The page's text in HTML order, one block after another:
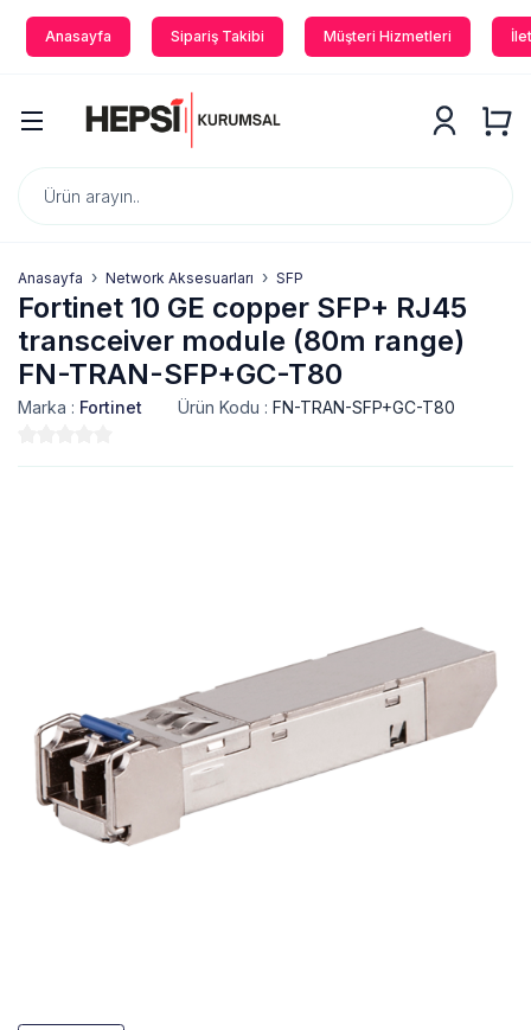
Anasayfa Sipariş Takibi Müşteri Hizmetleri
Anasayfa Network Aksesuarları SFP
Fortinet 10 GE copper SFP+ RJ45
transceiver module (80m range)
FN-TRAN-SFP+GC-T80
Marka : Fortinet Ürün Kodu : FN-TRAN-SFP+GC-T80